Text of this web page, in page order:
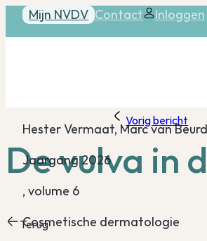
Mijn NVDV Contact Inloggen
De vulva in
Terug
Hester Vermaat, Marc van
Jaargang 2026
, volume 6
Cosmetische dermatologie
Vorig bericht